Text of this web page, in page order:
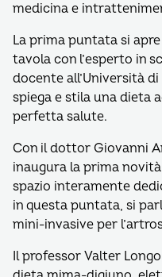
medicina e
La prima puntata si
tavola con l’esperto in
docente all’Università
spiega e stila una dieta
perfetta salute.
Con il dottor Giovanni
inaugura la prima
spazio interamente
in questa puntata, si
mini-invasive per
Il professor Valter